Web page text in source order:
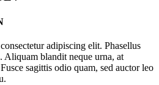
adipiscing elit. Phasellus
Aliquam blandit neque urna, at
sagittis odio quam, sed auctor leo